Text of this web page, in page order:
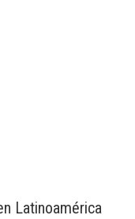
Latinoamérica